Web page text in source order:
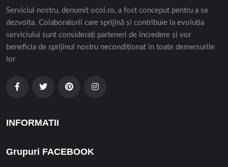
Serviciul nostru, denumit ocol.ro, a fost conceput pentru a se
dezvolta. Colaboratorii care sprijină și contribuie la evoluția
serviciului sunt considerați parteneri de încredere și vor
beneficia de sprijinul nostru necondiționat în toate demersurile
lor
INFORMATII
Grupuri FACEBOOK